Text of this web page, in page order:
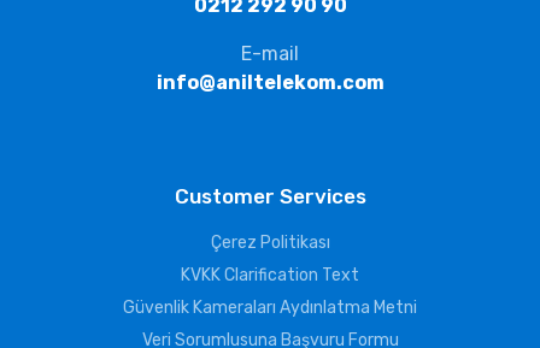
0212 292 90 90
E-mail
info@aniltelekom.com
Customer Services
Çerez Politikası
KVKK Clarification Text
Güvenlik Kameraları Aydınlatma Metni
Veri Sorumlusuna Başvuru Formu